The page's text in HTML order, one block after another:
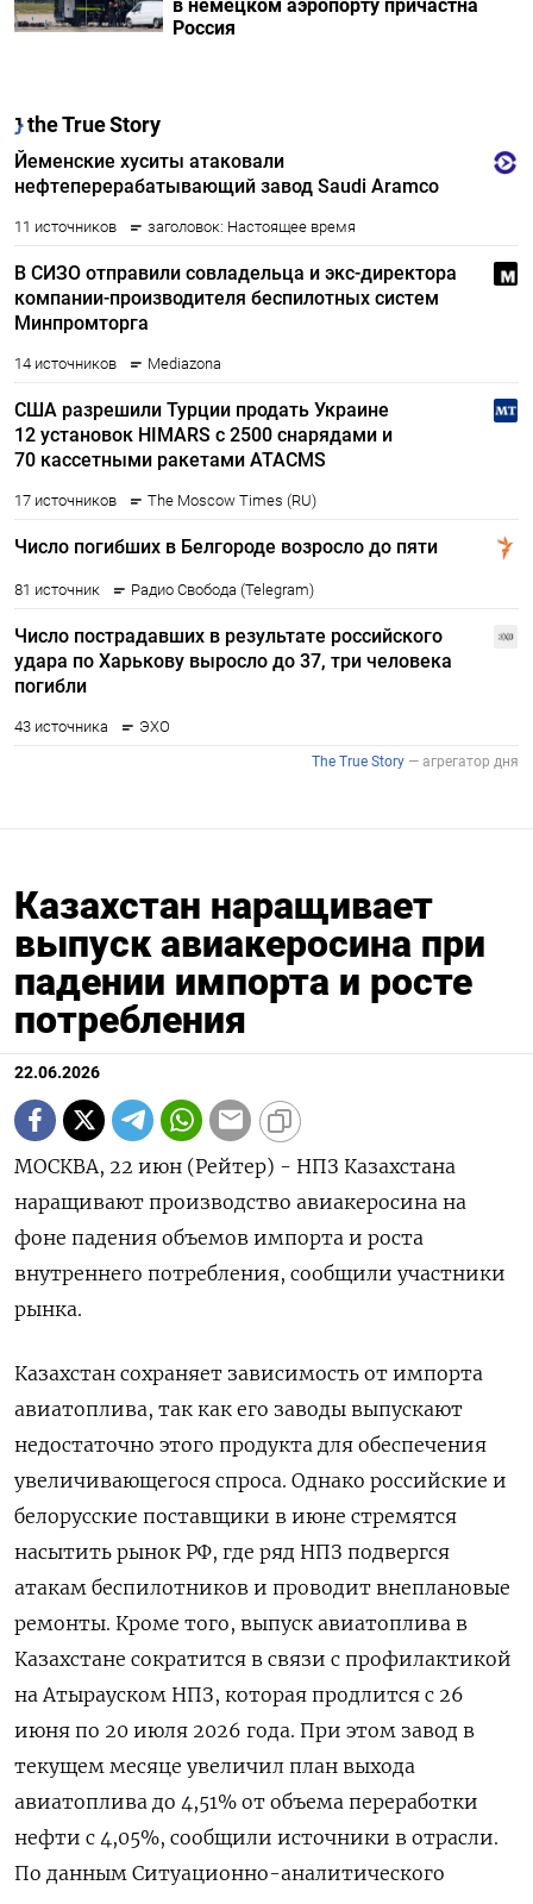
в немецком аэропорту причастна
Россия
Казахстан наращивает
выпуск авиакеросина при
падении импорта и росте
потребления
22.06.2026
МОСКВА, 22 июн (Рейтер) - НПЗ Казахстана
наращивают производство авиакеросина на
фоне падения объемов импорта и роста
внутреннего потребления, сообщили участники
рынка.
Казахстан сохраняет зависимость от импорта
авиатоплива, так как его заводы выпускают
недостаточно этого продукта для обеспечения
увеличивающегося ‌спроса. Однако российские и
белорусские поставщики в июне стремятся
насытить рынок РФ, где ряд НПЗ подвергся
атакам беспилотников и проводит внеплановые
ремонты. Кроме того, выпуск авиатоплива в
Казахстане сократится в связи с профилактикой
на Атырауском НПЗ, которая ​продлится с 26
июня по 20 ​июля 2026 года. При этом ​завод в
⁠текущем месяце увеличил план выхода
авиатоплива до 4,51% от объема переработки
нефти ‌с 4,05%, сообщили источники в отрасли.
По данным Ситуационно-аналитического